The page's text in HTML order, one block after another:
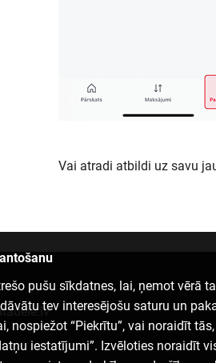
Vai atradi atbildi uz savu
pušu sīkdatnes, lai, ņemot vērā
tev interesējošu saturu un
nospiežot “Piekrītu”, vai noraidīt
iestatījumi”. Izvēloties noraidīt